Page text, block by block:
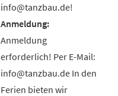
info@tanzbau.de!
Anmeldung
erforderlich! Per E-Mail:
info@tanzbau.de In den
Ferien bieten wir